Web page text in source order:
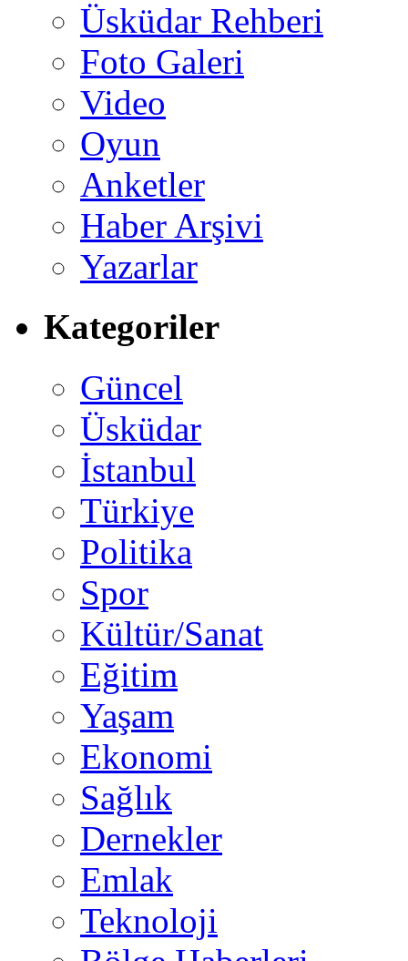
Üsküdar Rehberi
Foto Galeri
Video
Oyun
Anketler
Haber Arşivi
Yazarlar
Kategoriler
Güncel
Üsküdar
İstanbul
Türkiye
Politika
Spor
Kültür/Sanat
Eğitim
Yaşam
Ekonomi
Sağlık
Dernekler
Emlak
Teknoloji